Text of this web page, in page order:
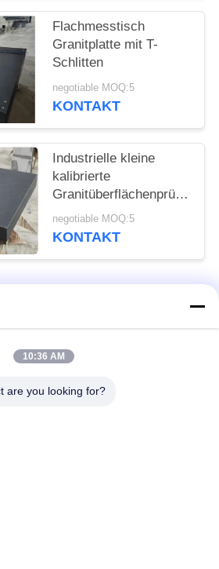
Flachmesstisch
Granitplatte mit T-
Schlitten
negotiable MOQ:5
KONTAKT
Industrielle kleine
kalibrierte
mit Ständer
negotiable MOQ:5
KONTAKT
Alle
Granitoberflächenplatte
10:36 AM
are you looking for?